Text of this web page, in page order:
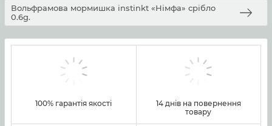
Вольфрамова мормишка instinkt «Німфа» срібло
0.6g.
100% гарантія якості
14 днів на повернення
товару